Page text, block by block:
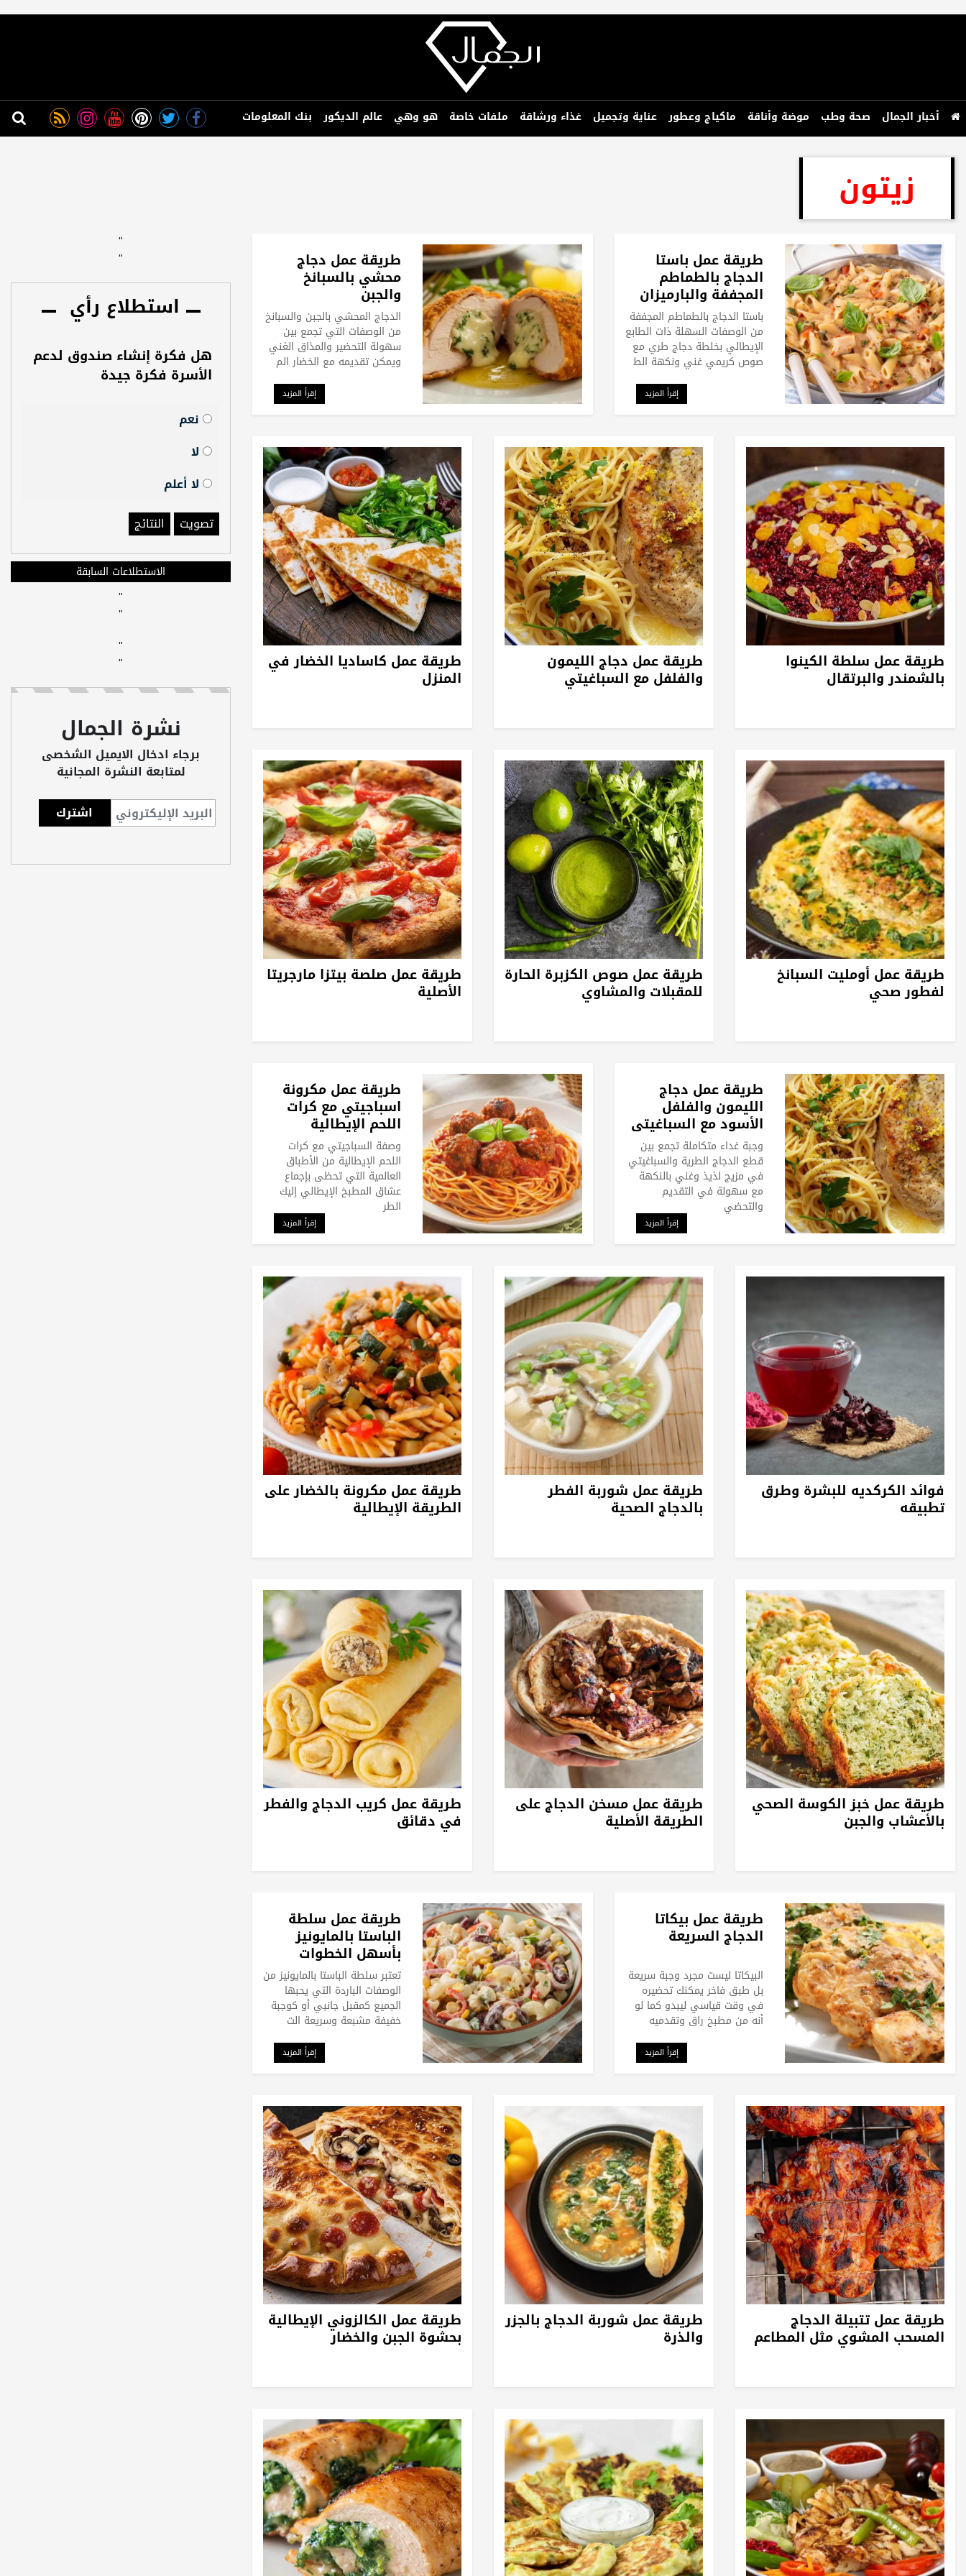
أخبار الجمال صحة وطب موضة وأناقة ماكياج وعطور عناية وتجميل غذاء ورشاقة ملفات خاصة هو وهي عالم الديكور بنك المعلومات
زيتون
طريقة عمل باستا
الدجاج بالطماطم
المجففة والبارميزان
باستا الدجاج بالطماطم المجففة
من الوصفات السهلة ذات الطابع
الإيطالي بخلطة دجاج طري مع
صوص كريمي غني ونكهة الط
إقرأ المزيد
طريقة عمل دجاج
محشي بالسبانخ
والجبن
الدجاج المحشي بالجبن والسبانخ
من الوصفات التي تجمع بين
سهولة التحضير والمذاق الغني
ويمكن تقديمه مع الخضار الم
إقرأ المزيد
طريقة عمل سلطة الكينوا
بالشمندر والبرتقال
طريقة عمل دجاج الليمون
والفلفل مع السباغيتي
طريقة عمل كاساديا الخضار في
المنزل
طريقة عمل أومليت السبانخ
لفطور صحي
طريقة عمل صوص الكزبرة الحارة
للمقبلات والمشاوي
طريقة عمل صلصة بيتزا مارجريتا
الأصلية
طريقة عمل دجاج
الليمون والفلفل
الأسود مع السباغيتي
وجبة غداء متكاملة تجمع بين
قطع الدجاج الطرية والسباغيتي
في مزيج لذيذ وغني بالنكهة
مع سهولة في التقديم
والتحضي
إقرأ المزيد
طريقة عمل مكرونة
اسباجيتي مع كرات
اللحم الإيطالية
وصفة السباجيتي مع كرات
اللحم الإيطالية من الأطباق
العالمية التي تحظى بإجماع
عشاق المطبخ الإيطالي إليك
الطر
إقرأ المزيد
فوائد الكركديه للبشرة وطرق
تطبيقه
طريقة عمل شوربة الفطر
بالدجاج الصحية
طريقة عمل مكرونة بالخضار على
الطريقة الإيطالية
طريقة عمل خبز الكوسة الصحي
بالأعشاب والجبن
طريقة عمل مسخن الدجاج على
الطريقة الأصلية
طريقة عمل كريب الدجاج والفطر
في دقائق
طريقة عمل بيكاتا
الدجاج السريعة
البيكاتا ليست مجرد وجبة سريعة
بل طبق فاخر يمكنك تحضيره
في وقت قياسي ليبدو كما لو
أنه من مطبخ راق وتقدميه
إقرأ المزيد
طريقة عمل سلطة
الباستا بالمايونيز
بأسهل الخطوات
تعتبر سلطة الباستا بالمايونيز من
الوصفات الباردة التي يحبها
الجميع كمقبل جانبي أو كوجبة
خفيفة مشبعة وسريعة الت
إقرأ المزيد
طريقة عمل تتبيلة الدجاج
المسحب المشوي مثل المطاعم
طريقة عمل شوربة الدجاج بالجزر
والذرة
طريقة عمل الكالزوني الإيطالية
بحشوة الجبن والخضار
"
"
استطلاع رأي
هل فكرة إنشاء صندوق لدعم
الأسرة فكرة جيدة
نعم
لا
لا أعلم
تصويت
النتائج
الاستطلاعات السابقة
"
"
"
"
نشرة الجمال
برجاء ادخال الايميل الشخصى
لمتابعة النشرة المجانية